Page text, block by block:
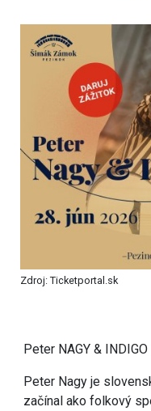
Zdroj: Ticketportal.sk
Peter NAGY &
Peter Nagy je
začínal ako folkový